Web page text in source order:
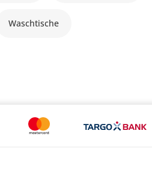
Waschtische